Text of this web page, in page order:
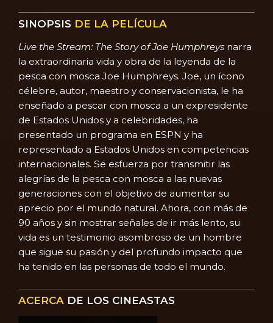
SINOPSIS DE LA PELÍCULA
Live the Stream: The Story of Joe Humphreys narra
la extraordinaria vida y obra de la leyenda de la
pesca con mosca Joe Humphreys. Joe, un ícono
célebre, autor, maestro y conservacionista, le ha
enseñado a pescar con mosca a un expresidente
de Estados Unidos y a celebridades, ha
presentado un programa en ESPN y ha
representado a Estados Unidos en competencias
internacionales. Se esfuerza por transmitir las
alegrías de la pesca con mosca a las nuevas
generaciones con el objetivo de aumentar su
aprecio por el mundo natural. Ahora, con más de
90 años y sin mostrar señales de ir más lento, su
vida es un testimonio asombroso de un hombre
que sigue su pasión y del profundo impacto que
ha tenido en las personas de todo el mundo.
ACERCA DE LOS CINEASTAS